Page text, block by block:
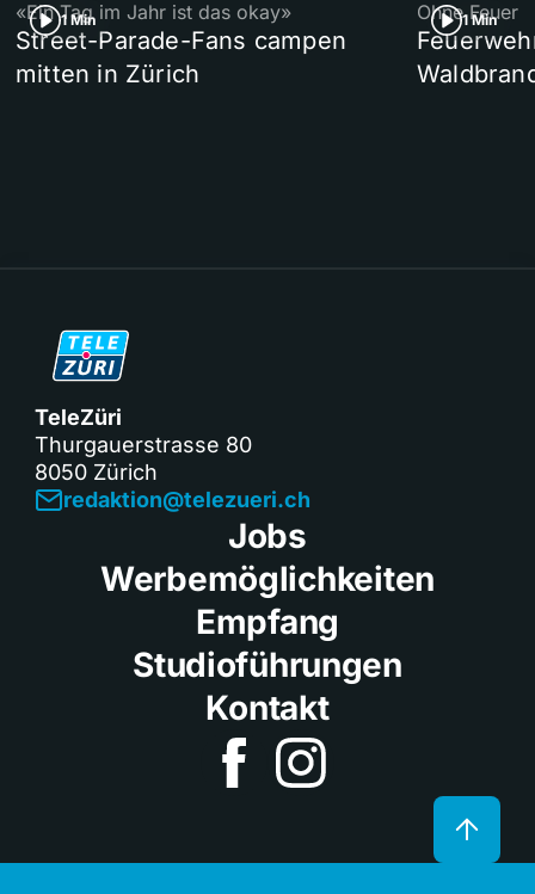
1 Min
«Ein Tag im Jahr ist das okay»
Street-Parade-Fans campen
mitten in Zürich
1 Min
Ohne Feuer
TeleZüri
Thurgauerstrasse 80
8050 Zürich
redaktion@telezueri.ch
Jobs
Werbemöglichkeiten
Empfang
Studioführungen
Kontakt